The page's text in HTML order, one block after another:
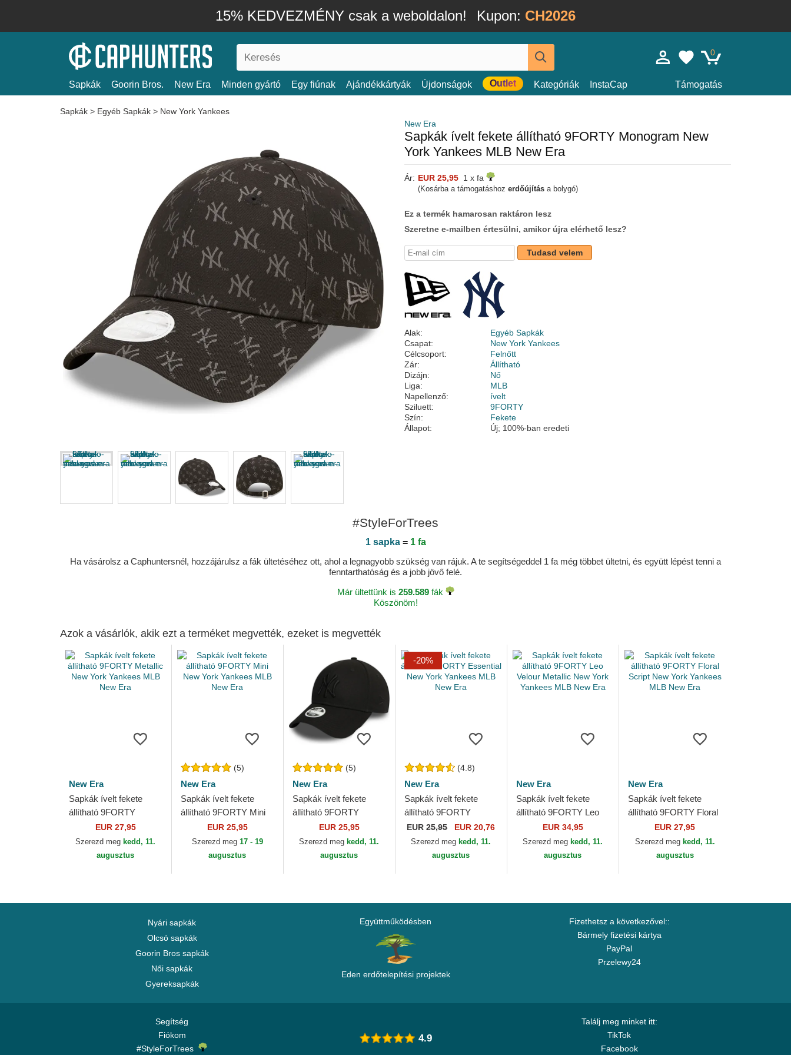
15% KEDVEZMÉNY csak a weboldalon! Kupon: CH2026
0
Sapkák Goorin Bros. New Era Minden gyártó Egy fiúnak Ajándékkártyák Újdonságok Outlet Kategóriák InstaCap Támogatás
Sapkák > Egyéb Sapkák > New York Yankees
New Era
Sapkák ívelt fekete állítható 9FORTY Monogram New
York Yankees MLB New Era
Ár: EUR 25,95 1 x fa
(Kosárba a támogatáshoz erdőújítás a bolygó)
Ez a termék hamarosan raktáron lesz
Szeretne e-mailben értesülni, amikor újra elérhető lesz?
Tudasd velem
Alak:
Egyéb Sapkák
Csapat:
New York Yankees
Célcsoport:
Felnőtt
Zár:
Állítható
Dizájn:
Nő
Liga:
MLB
Napellenző:
ívelt
Sziluett:
9FORTY
Szín:
Fekete
Állapot:
Új; 100%-ban eredeti
#StyleForTrees
1 sapka= 1 fa
Ha vásárolsz a Caphuntersnél, hozzájárulsz a fák ültetéséhez ott, ahol a legnagyobb szükség van rájuk. A te segítségeddel 1 fa még többet ültetni, és együtt lépést tenni a
fenntarthatóság és a jobb jövő felé.
Már ültettünk is 259.589fák
Köszönöm!
Azok a vásárlók, akik ezt a terméket megvették, ezeket is megvették
New Era
Sapkák ívelt fekete
állítható 9FORTY
Metallic New York
Yankees MLB New Era
EUR 27,95
Szerezd meg kedd, 11.
augusztus
(5)
New Era
Sapkák ívelt fekete
állítható 9FORTY Mini
New York Yankees
MLB New Era
EUR 25,95
Szerezd meg 17 - 19
augusztus
(5)
New Era
Sapkák ívelt fekete
állítható 9FORTY
Essential New York
Yankees MLB New Era
EUR 25,95
Szerezd meg kedd, 11.
augusztus
-20%
(4.8)
New Era
Sapkák ívelt fekete
állítható 9FORTY
Essential New York
Yankees MLB New Era
EUR25,95 EUR 20,76
Szerezd meg kedd, 11.
augusztus
New Era
Sapkák ívelt fekete
állítható 9FORTY Leo
Velour Metallic New
York Yankees MLB
New Era
EUR 34,95
Szerezd meg kedd, 11.
augusztus
New Era
Sapkák ívelt fekete
állítható 9FORTY Floral
Script New York
Yankees MLB New Era
EUR 27,95
Szerezd meg kedd, 11.
augusztus
Nyári sapkák
Olcsó sapkák
Goorin Bros sapkák
Női sapkák
Gyereksapkák
Együttműködésben
Eden erdőtelepítési projektek
Fizethetsz a következővel::
Bármely fizetési kártya
PayPal
Przelewy24
Segítség
Fiókom
#StyleForTrees
Találj meg minket itt:
TikTok
Facebook
4.9